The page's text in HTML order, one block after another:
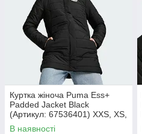
Куртка жіноча Puma Ess+
Padded Jacket Black
(Артикул: 67536401) XXS, XS,
S
В наявності